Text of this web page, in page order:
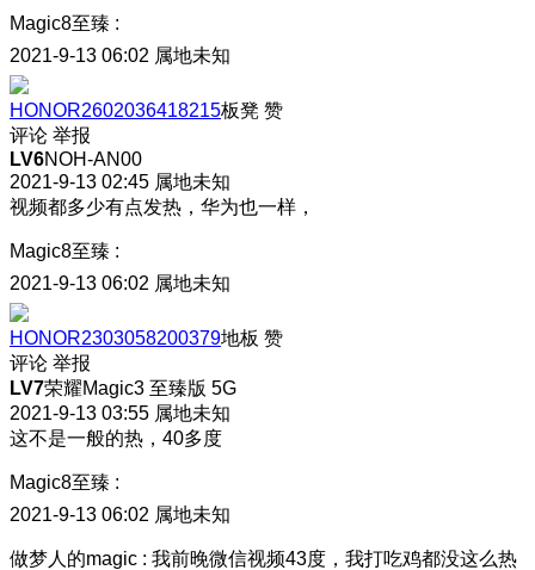
Magic8至臻 :
2021-9-13 06:02 属地未知
HONOR2602036418215板凳 赞
评论 举报
LV6NOH-AN00
2021-9-13 02:45 属地未知
视频都多少有点发热，华为也一样，
Magic8至臻 :
2021-9-13 06:02 属地未知
HONOR2303058200379地板 赞
评论 举报
LV7荣耀Magic3 至臻版 5G
2021-9-13 03:55 属地未知
这不是一般的热，40多度
Magic8至臻 :
2021-9-13 06:02 属地未知
做梦人的magic : 我前晚微信视频43度，我打吃鸡都没这么热